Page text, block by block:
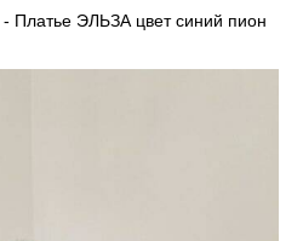
- Платье ЭЛЬЗА цвет синий пион